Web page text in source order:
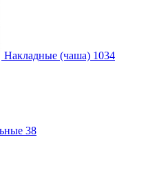
Накладные (чаша) 1034
38